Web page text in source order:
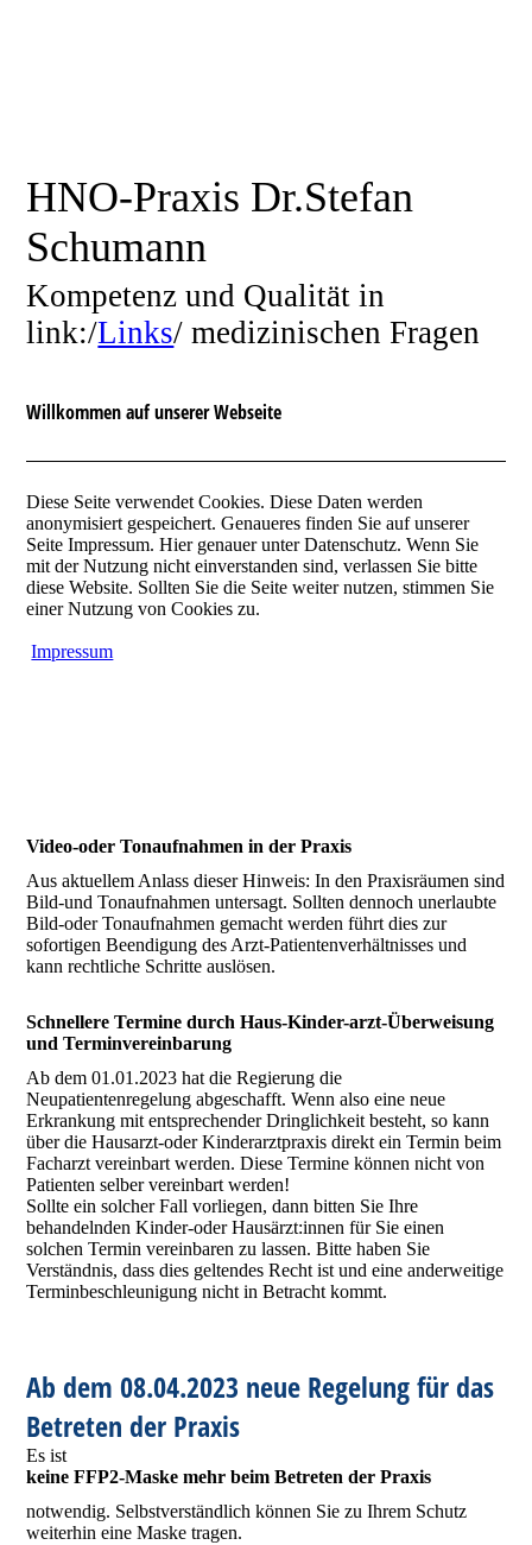
HNO-Praxis Dr.Stefan
Schumann
Kompetenz und Qualität in
link:/Links/ medizinischen Fragen
Willkommen auf unserer Webseite
Diese Seite verwendet Cookies. Diese Daten werden
anonymisiert gespeichert. Genaueres finden Sie auf unserer
Seite Impressum. Hier genauer unter Datenschutz. Wenn Sie
mit der Nutzung nicht einverstanden sind, verlassen Sie bitte
diese Website. Sollten Sie die Seite weiter nutzen, stimmen Sie
einer Nutzung von Cookies zu.
Impressum
Video-oder Tonaufnahmen in der Praxis
Aus aktuellem Anlass dieser Hinweis: In den Praxisräumen sind
Bild-und Tonaufnahmen untersagt. Sollten dennoch unerlaubte
Bild-oder Tonaufnahmen gemacht werden führt dies zur
sofortigen Beendigung des Arzt-Patientenverhältnisses und
kann rechtliche Schritte auslösen.
Schnellere Termine durch Haus-Kinder-arzt-Überweisung
und Terminvereinbarung
Ab dem 01.01.2023 hat die Regierung die
Neupatientenregelung abgeschafft. Wenn also eine neue
Erkrankung mit entsprechender Dringlichkeit besteht, so kann
über die Hausarzt-oder Kinderarztpraxis direkt ein Termin beim
Facharzt vereinbart werden. Diese Termine können nicht von
Patienten selber vereinbart werden!
Sollte ein solcher Fall vorliegen, dann bitten Sie Ihre
behandelnden Kinder-oder Hausärzt:innen für Sie einen
solchen Termin vereinbaren zu lassen. Bitte haben Sie
Verständnis, dass dies geltendes Recht ist und eine anderweitige
Terminbeschleunigung nicht in Betracht kommt.
Ab dem 08.04.2023 neue Regelung für das
Betreten der Praxis
Es ist
keine FFP2-Maske mehr beim Betreten der Praxis
notwendig. Selbstverständlich können Sie zu Ihrem Schutz
weiterhin eine Maske tragen.